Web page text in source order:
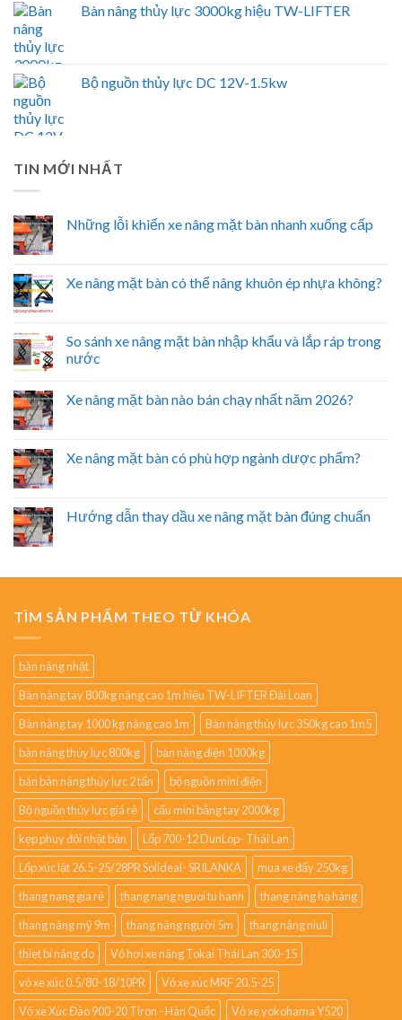
Bàn nâng thủy lực 3000kg hiệu TW-LIFTER
Bộ nguồn thủy lực DC 12V-1.5kw
TIN MỚI NHẤT
Những lỗi khiến xe nâng mặt bàn nhanh xuống cấp
Xe nâng mặt bàn có thể nâng khuôn ép nhựa không?
So sánh xe nâng mặt bàn nhập khẩu và lắp ráp trong
nước
Xe nâng mặt bàn nào bán chạy nhất năm 2026?
Xe nâng mặt bàn có phù hợp ngành dược phẩm?
Hướng dẫn thay dầu xe nâng mặt bàn đúng chuẩn
TÌM SẢN PHẨM THEO TỪ KHÓA
bàn nâng nhật
Bàn nâng tay 800kg nâng cao 1m hiệu TW-LIFTER Đài Loan
Bàn nâng tay 1000 kg nâng cao 1m
Bàn nâng thủy lực 350kg cao 1m5
bàn nâng thủy lực 800kg
bàn nâng điện 1000kg
bán bàn nâng thủy lực 2 tấn
bộ nguồn mini điện
Bộ nguồn thủy lực giá rẻ
cẩu mini bằng tay 2000kg
kẹp phuy đôi nhật bản
Lốp 700-12 DunLop- Thái Lan
Lốp xúc lật 26.5-25/28PR Solideal- SRILANKA
mua xe đẩy 250kg
thang nang gia rẻ
thang nang nguoi tu hanh
thang nâng hạ hàng
thang nâng mỹ 9m
thang nâng người 5m
thang nâng niuli
thiet bi nâng do
Vỏ hơi xe nâng Tokai Thái Lan 300-15
vỏ xe xúc 0.5/80-18/10PR
Vỏ xe xúc MRF 20.5-25
Vỏ xe Xúc Đào 900-20 Tiron - Hàn Quốc
Vỏ xe yokohama Y520